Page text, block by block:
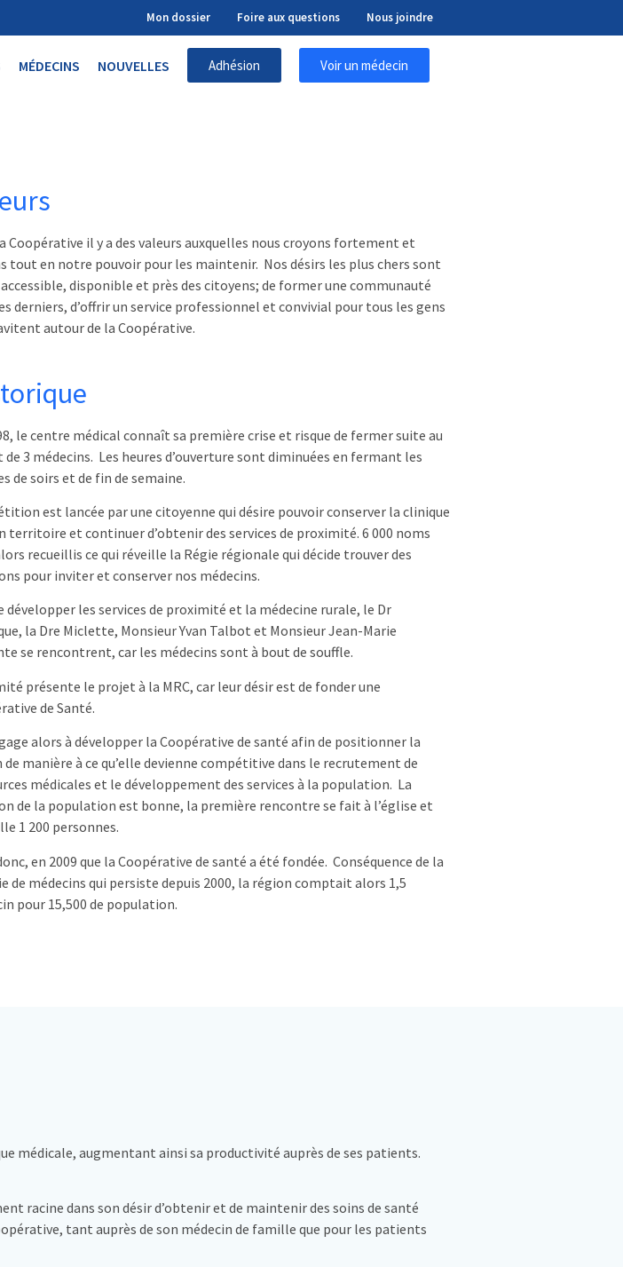
Mon dossier Foire aux questions Nous joindre
MÉDECINS NOUVELLES Adhésion Voir un médecin
Coopérative il y a des valeurs auxquelles nous croyons fortement et
tout en notre pouvoir pour les maintenir. Nos désirs les plus chers sont
accessible, disponible et près des citoyens; de former une communauté
derniers, d’offrir un service professionnel et convivial pour tous les gens
autour de la Coopérative.
le centre médical connaît sa première crise et risque de fermer suite au
de 3 médecins. Les heures d’ouverture sont diminuées en fermant les
de soirs et de fin de semaine.
est lancée par une citoyenne qui désire pouvoir conserver la clinique
territoire et continuer d’obtenir des services de proximité. 6 000 noms
recueillis ce qui réveille la Régie régionale qui décide trouver des
pour inviter et conserver nos médecins.
développer les services de proximité et la médecine rurale, le Dr
la Dre Miclette, Monsieur Yvan Talbot et Monsieur Jean-Marie
se rencontrent, car les médecins sont à bout de souffle.
présente le projet à la MRC, car leur désir est de fonder une
de Santé.
alors à développer la Coopérative de santé afin de positionner la
de manière à ce qu’elle devienne compétitive dans le recrutement de
médicales et le développement des services à la population. La
de la population est bonne, la première rencontre se fait à l’église et
1 200 personnes.
en 2009 que la Coopérative de santé a été fondée. Conséquence de la
de médecins qui persiste depuis 2000, la région comptait alors 1,5
pour 15,500 de population.
médicale, augmentant ainsi sa productivité auprès de ses patients.
racine dans son désir d’obtenir et de maintenir des soins de santé
tant auprès de son médecin de famille que pour les patients